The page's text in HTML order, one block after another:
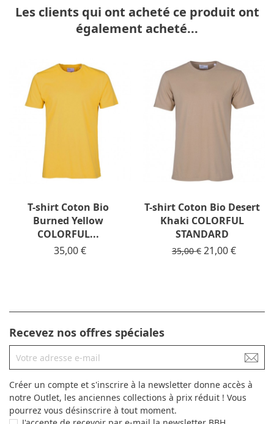
Les clients qui ont acheté ce produit ont
également acheté...
T-shirt Coton Bio
Burned Yellow
COLORFUL...
Prix
35,00 €
-40%
T-shirt Coton Bio Desert
Khaki COLORFUL
STANDARD
Prix de base
35,00 € Prix
21,00 €
Recevez nos offres spéciales
Créer un compte et s'inscrire à la newsletter donne accès à
notre Outlet, les anciennes collections à prix réduit ! Vous
pourrez vous désinscrire à tout moment.